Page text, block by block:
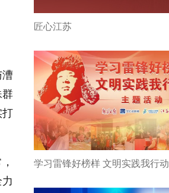
漕
群
打
匠心江苏
学习雷锋好榜样 文明实践我行动